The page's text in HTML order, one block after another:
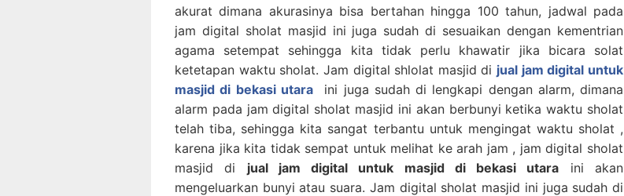
akurat dimana akurasinya bisa bertahan hingga 100 tahun, jadwal pada
jam digital sholat masjid ini juga sudah di sesuaikan dengan kementrian
agama setempat sehingga kita tidak perlu khawatir jika bicara solat
ketetapan waktu sholat. Jam digital shlolat masjid di jual jam digital untuk
masjid di bekasi utara
ini juga sudah di lengkapi dengan alarm, dimana
alarm pada jam digital sholat masjid ini akan berbunyi ketika waktu sholat
telah tiba, sehingga kita sangat terbantu untuk mengingat waktu sholat ,
karena jika kita tidak sempat untuk melihat ke arah jam , jam digital sholat
masjid di jual jam digital untuk masjid di bekasi utara ini akan
mengeluarkan bunyi atau suara. Jam digital sholat masjid ini juga sudah di